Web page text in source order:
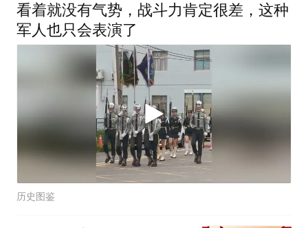
看着就没有气势，战斗力肯定很差，这种
军人也只会表演了
历史图鉴